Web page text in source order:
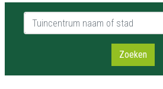
Tuincentrum naam of stad
Zoeken